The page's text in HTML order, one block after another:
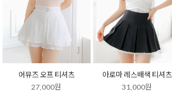
어뮤즈 오프 티셔츠
27,000원
아로마 레스배색 티셔츠
31,000원